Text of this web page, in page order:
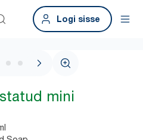
Logi sisse
5
mini